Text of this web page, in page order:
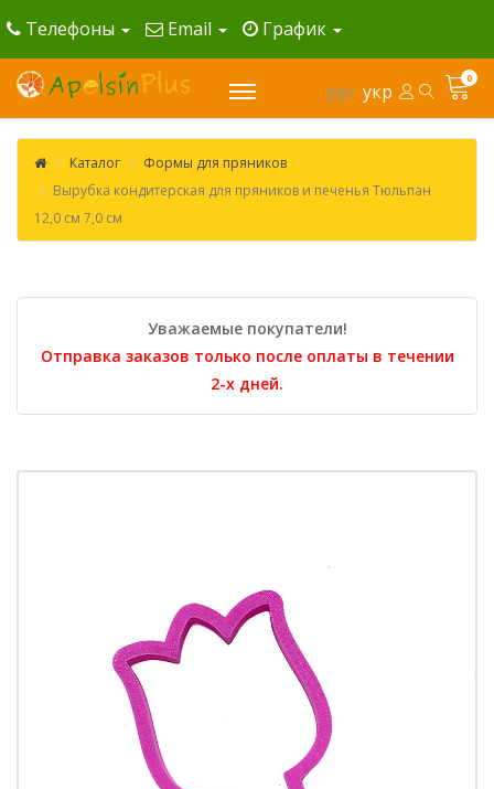
Телефоны Email График
рус укр
0
Каталог
Формы для пряников
Вырубка кондитерская для пряников и печенья Тюльпан
12,0 см 7,0 см
Уважаемые покупатели!
Отправка заказов только после оплаты в течении
2-х дней.